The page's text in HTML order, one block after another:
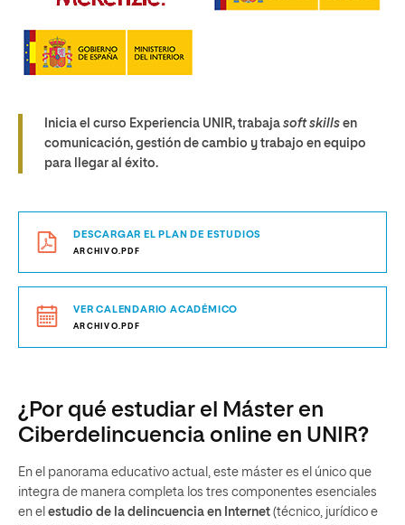
Inicia el curso Experiencia UNIR, trabaja soft skills en
comunicación, gestión de cambio y trabajo en equipo
para llegar al éxito.
DESCARGAR EL PLAN DE ESTUDIOS
ARCHIVO.PDF
VER CALENDARIO ACADÉMICO
ARCHIVO.PDF
¿Por qué estudiar el Máster en
Ciberdelincuencia online en UNIR?
En el panorama educativo actual, este máster es el único que
integra de manera completa los tres componentes esenciales
en el estudio de la delincuencia en Internet (técnico, jurídico e